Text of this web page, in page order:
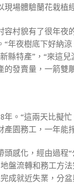
場體驗蘭花栽植
村貌有了很年
年夜樹底下好納
縣特產”，“來這
的發賣量，一箭雙
。“這兩天比擬
園務工，一年能
感化，經由過
盤流轉和務工方
成就近失業，分